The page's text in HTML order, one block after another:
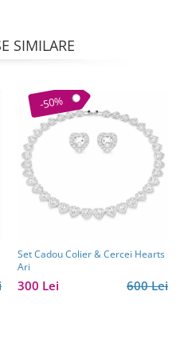
SIMILARE
-50%
Set Cadou Colier & Cercei Hearts
Ari
600 Lei
300 Lei